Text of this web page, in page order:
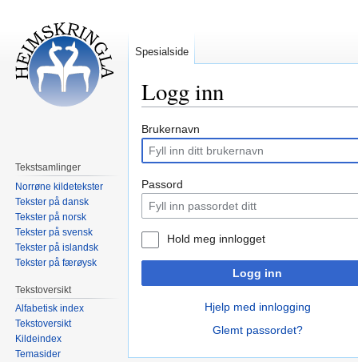
Logg inn
Hopp
navigering
Hopp
søk
Brukernavn
Passord
Hold meg innlogget
Logg inn
Hjelp med innlogging
Glemt passordet?
Spesialside
Tekstsamlinger
Norrøne kildetekster
Tekster på dansk
Tekster på norsk
Tekster på svensk
Tekster på islandsk
Tekster på færøysk
Tekstoversikt
Alfabetisk index
Tekstoversikt
Kildeindex
Temasider